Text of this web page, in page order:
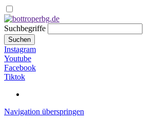
Suchbegriffe
Suchen
Instagram
Youtube
Facebook
Tiktok
Navigation überspringen